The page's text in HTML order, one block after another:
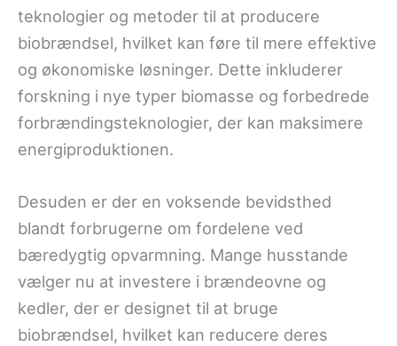
teknologier og metoder til at producere
biobrændsel, hvilket kan føre til mere effektive
og økonomiske løsninger. Dette inkluderer
forskning i nye typer biomasse og forbedrede
forbrændingsteknologier, der kan maksimere
energiproduktionen.
Desuden er der en voksende bevidsthed
blandt forbrugerne om fordelene ved
bæredygtig opvarmning. Mange husstande
vælger nu at investere i brændeovne og
kedler, der er designet til at bruge
biobrændsel, hvilket kan reducere deres